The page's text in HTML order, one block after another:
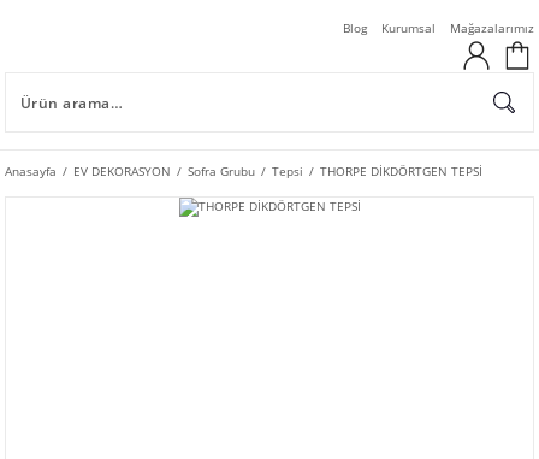
Blog Kurumsal Mağazalarımız
Anasayfa EV DEKORASYON Sofra Grubu Tepsi THORPE DİKDÖRTGEN TEPSİ